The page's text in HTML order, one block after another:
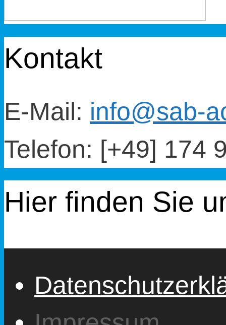
Kontakt
E-Mail: info@sab-
Telefon: [+49] 174
Hier finden Sie